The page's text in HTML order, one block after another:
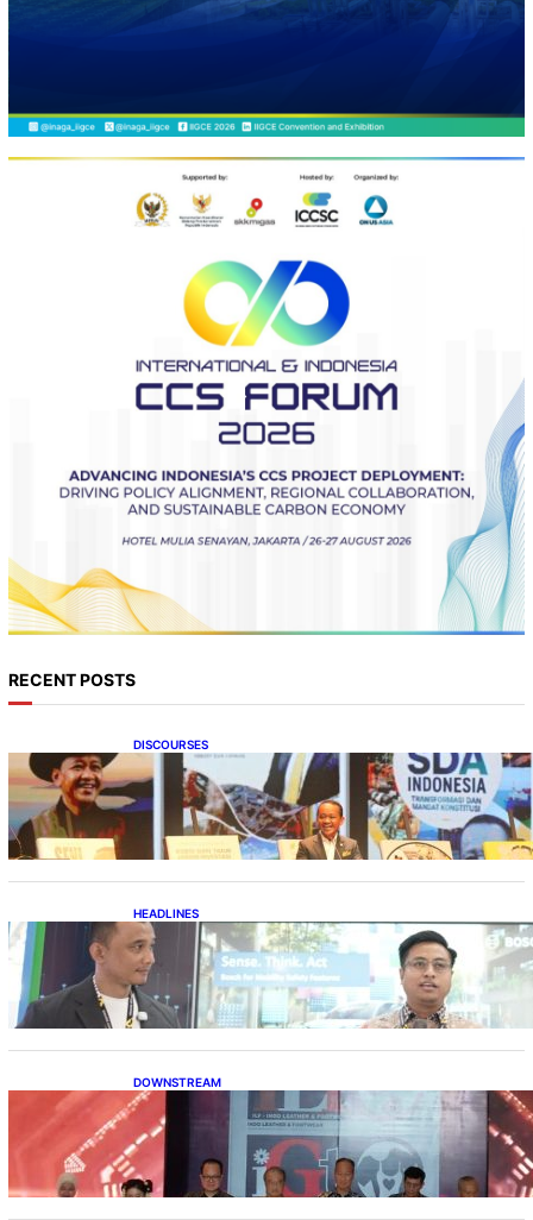
RECENT POSTS
DISCOURSES
Bahlil Luncurkan 10 Buku Rekam Jejak
Kepemimpinan dan Kebijakan
HEADLINES
Teknologi Keselamatan, Penentu Baru
Persaingan Industri Otomotif
DOWNSTREAM
Terbuka, Peluang Usaha bagi IKM Alas Kaki
Lokal